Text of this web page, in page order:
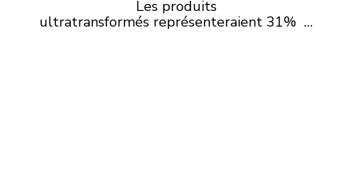
Les produits
ultratransformés représenteraient 31% …